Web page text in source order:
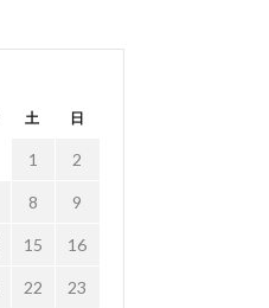
土 日
1 2
8 9
15 16
22 23